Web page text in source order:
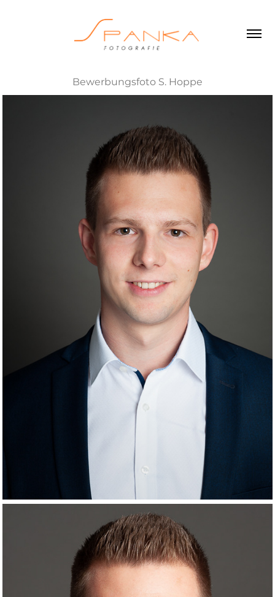
Bewerbungsfoto S. Hoppe